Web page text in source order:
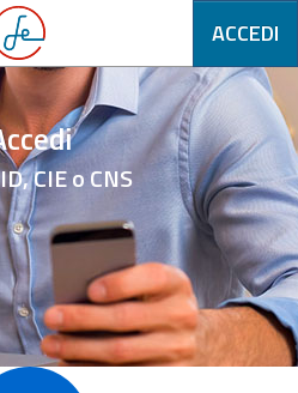
ACCEDI
CIE o CNS